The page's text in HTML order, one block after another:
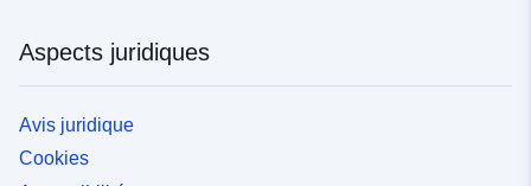
Aspects juridiques
Avis juridique
Cookies